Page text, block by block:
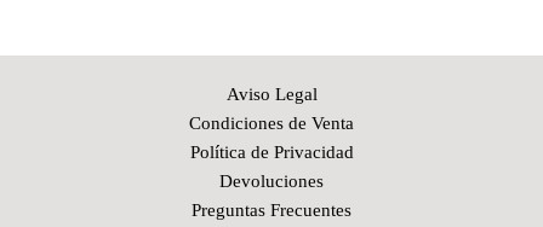
Aviso Legal
Condiciones de Venta
Política de Privacidad
Devoluciones
Preguntas Frecuentes